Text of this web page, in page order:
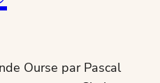
Ourse par Pascal